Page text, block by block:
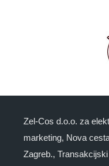
Zel-Cos d.o.o. za
marketing, Nova
Zagreb.,